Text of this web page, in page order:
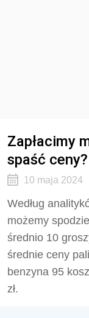
Zapłacimy
spaść ceny?
10 maja 2024
Według
możemy
średnio 10
średnie ceny
benzyna 95
zł.